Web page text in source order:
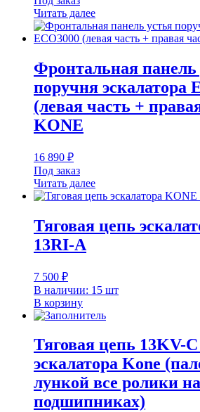
Читать далее
Фронтальная панель
поручня эскалатора
(левая часть +
KONE
16 890 ₽
Под заказ
Читать далее
Тяговая цепь
13RI-A
7 500 ₽
В наличии: 15 шт
В корзину
Тяговая цепь 13KV-
эскалатора Kone
лункой все ролики на
подшипниках)